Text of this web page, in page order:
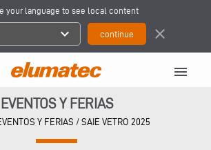
your language to see local content
expand_more close
menu
EVENTOS Y FERIAS
Y FERIAS / SAIE VETRO 2025